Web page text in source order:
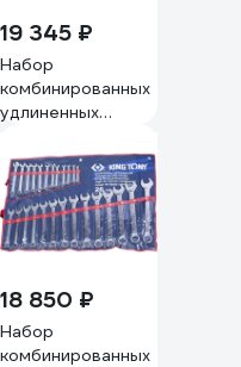
19 345 ₽
Набор
комбинированных
удлиненных
предметов
0011126 00-
00014686
18 850 ₽
Набор
комбинированных